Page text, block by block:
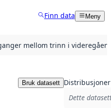
Finn data Meny
mellom trinn i
Bruk datasett Distribusjoner
Dette